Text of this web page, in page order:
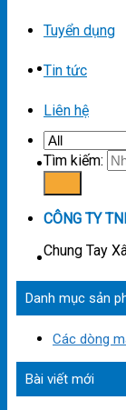
Tuyển dụng
Tin tức
Liên hệ
Tìm kiếm:
CÔNG TY
Chung Tay
Danh mục sản
Các dòng
Bài viết mới